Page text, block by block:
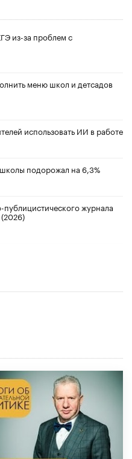
из-за проблем с
меню школ и детсадов
использовать ИИ в работе
подорожал на 6,3%
журнала